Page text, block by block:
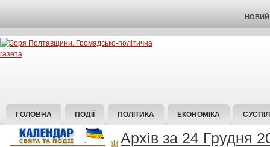
НОВИЙ
ГОЛОВНА ПОДІЇ ПОЛІТИКА ЕКОНОМІКА
Архів за 24 Грудня